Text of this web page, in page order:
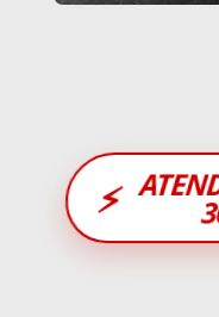
⚡